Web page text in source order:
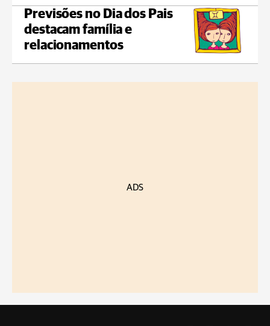
Previsões no Dia dos Pais
destacam família e
relacionamentos
ADS